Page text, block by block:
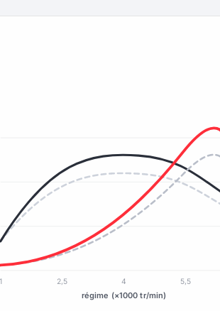
1 2,5 4 5,5
régime (×1000 tr/min)